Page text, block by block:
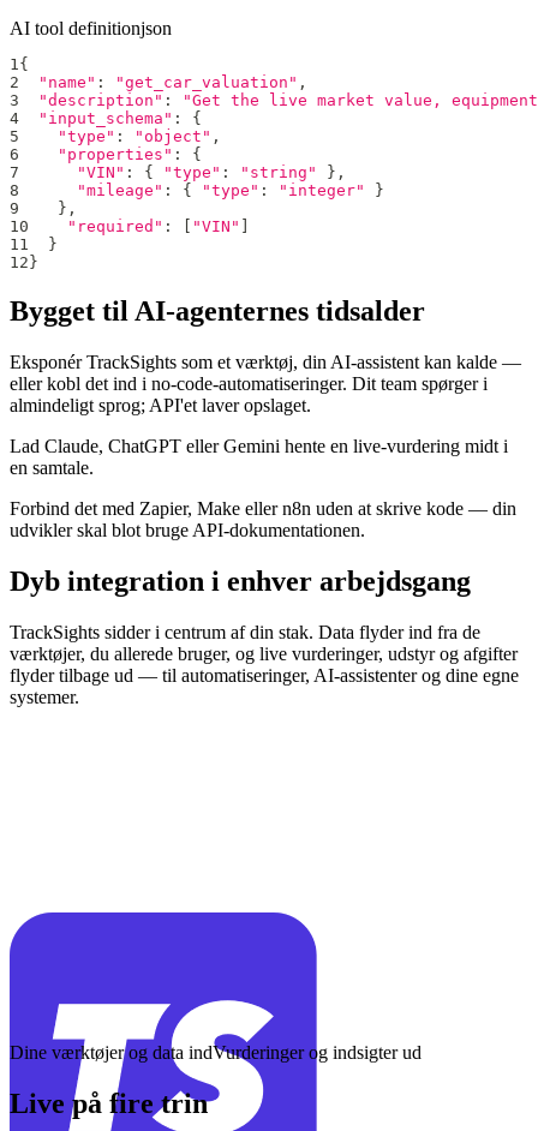
AI tool definitionjson
1{
2
"name" : "get_car_valuation" ,
3
"description" :
"Get the live market value,
4
"input_schema" :
{
5
"type" : "object" ,
6
"properties" :
{
7
"VIN" : { "type" : "string" } ,
8
"mileage" : { "type" : "integer"
}
9
} ,
10
"required" : "VIN"
11
}
12 }
Bygget til AI-agenternes tidsalder
Eksponér TrackSights som et værktøj, din AI-assistent kan kalde —
eller kobl det ind i no-code-automatiseringer. Dit team spørger i
almindeligt sprog; API'et laver opslaget.
Lad Claude, ChatGPT eller Gemini hente en live-vurdering midt i
en samtale.
Forbind det med Zapier, Make eller n8n uden at skrive kode — din
udvikler skal blot bruge API-dokumentationen.
Dyb integration i enhver arbejdsgang
TrackSights sidder i centrum af din stak. Data flyder ind fra de
værktøjer, du allerede bruger, og live vurderinger, udstyr og afgifter
flyder tilbage ud — til automatiseringer, AI-assistenter og dine egne
systemer.
Dine værktøjer og data indVurderinger og indsigter ud
Live på fire trin